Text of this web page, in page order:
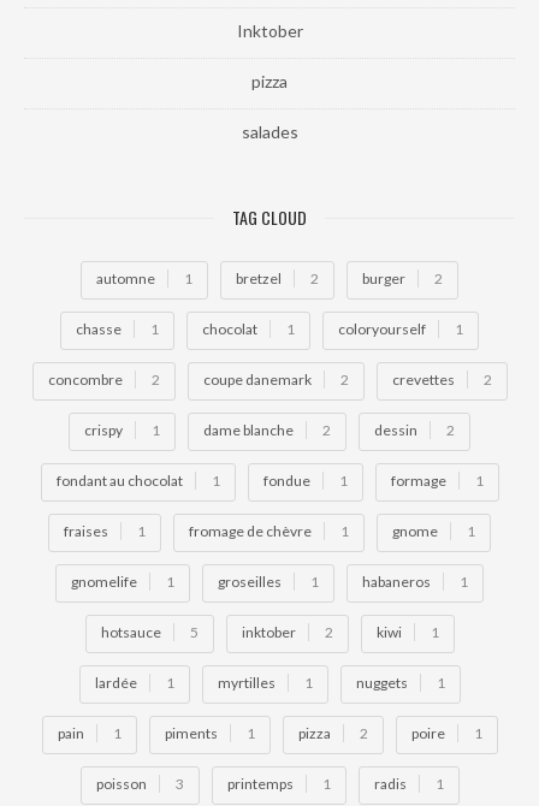
Inktober
pizza
salades
TAG CLOUD
automne 1 bretzel 2 burger 2
chasse 1 chocolat 1 coloryourself 1
concombre 2 coupe danemark 2 crevettes 2
crispy 1 dame blanche 2 dessin 2
fondant au chocolat 1 fondue 1 formage 1
fraises 1 fromage de chèvre 1 gnome 1
gnomelife 1 groseilles 1 habaneros 1
hotsauce 5 inktober 2 kiwi 1
lardée 1 myrtilles 1 nuggets 1
pain 1 piments 1 pizza 2 poire 1
poisson 3 printemps 1 radis 1